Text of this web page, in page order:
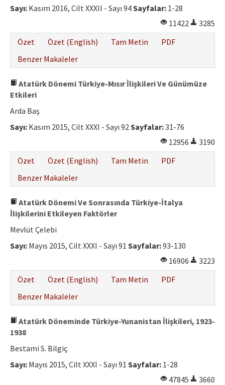
Sayı: Kasım 2016, Cilt XXXII - Sayı 94Sayfalar: 1-28
11422
3285
Özet
Özet (English) Tam Metin
PDF
Benzer Makaleler
Atatürk Dönemi Türkiye-Mısır İlişkileri Ve Günümüze
Etkileri
Arda Baş
Sayı: Kasım 2015, Cilt XXXI - Sayı 92Sayfalar:31-76
12956
3190
Özet
Özet (English) Tam Metin
PDF
Benzer Makaleler
Atatürk Dönemi Ve Sonrasında Türkiye-İtalya
İlişkilerini Etkileyen Faktörler
Mevlüt Çelebi
Sayı: Mayıs 2015, Cilt XXXI - Sayı 91 Sayfalar:93-130
16906
3223
Özet
Özet (English) Tam Metin
PDF
Benzer Makaleler
Atatürk Döneminde Türkiye-Yunanistan İlişkileri, 1923-
1938
Bestami S. Bilgiç
Sayı: Mayıs 2015, Cilt XXXI - Sayı 91 Sayfalar: 1-28
47845
3660